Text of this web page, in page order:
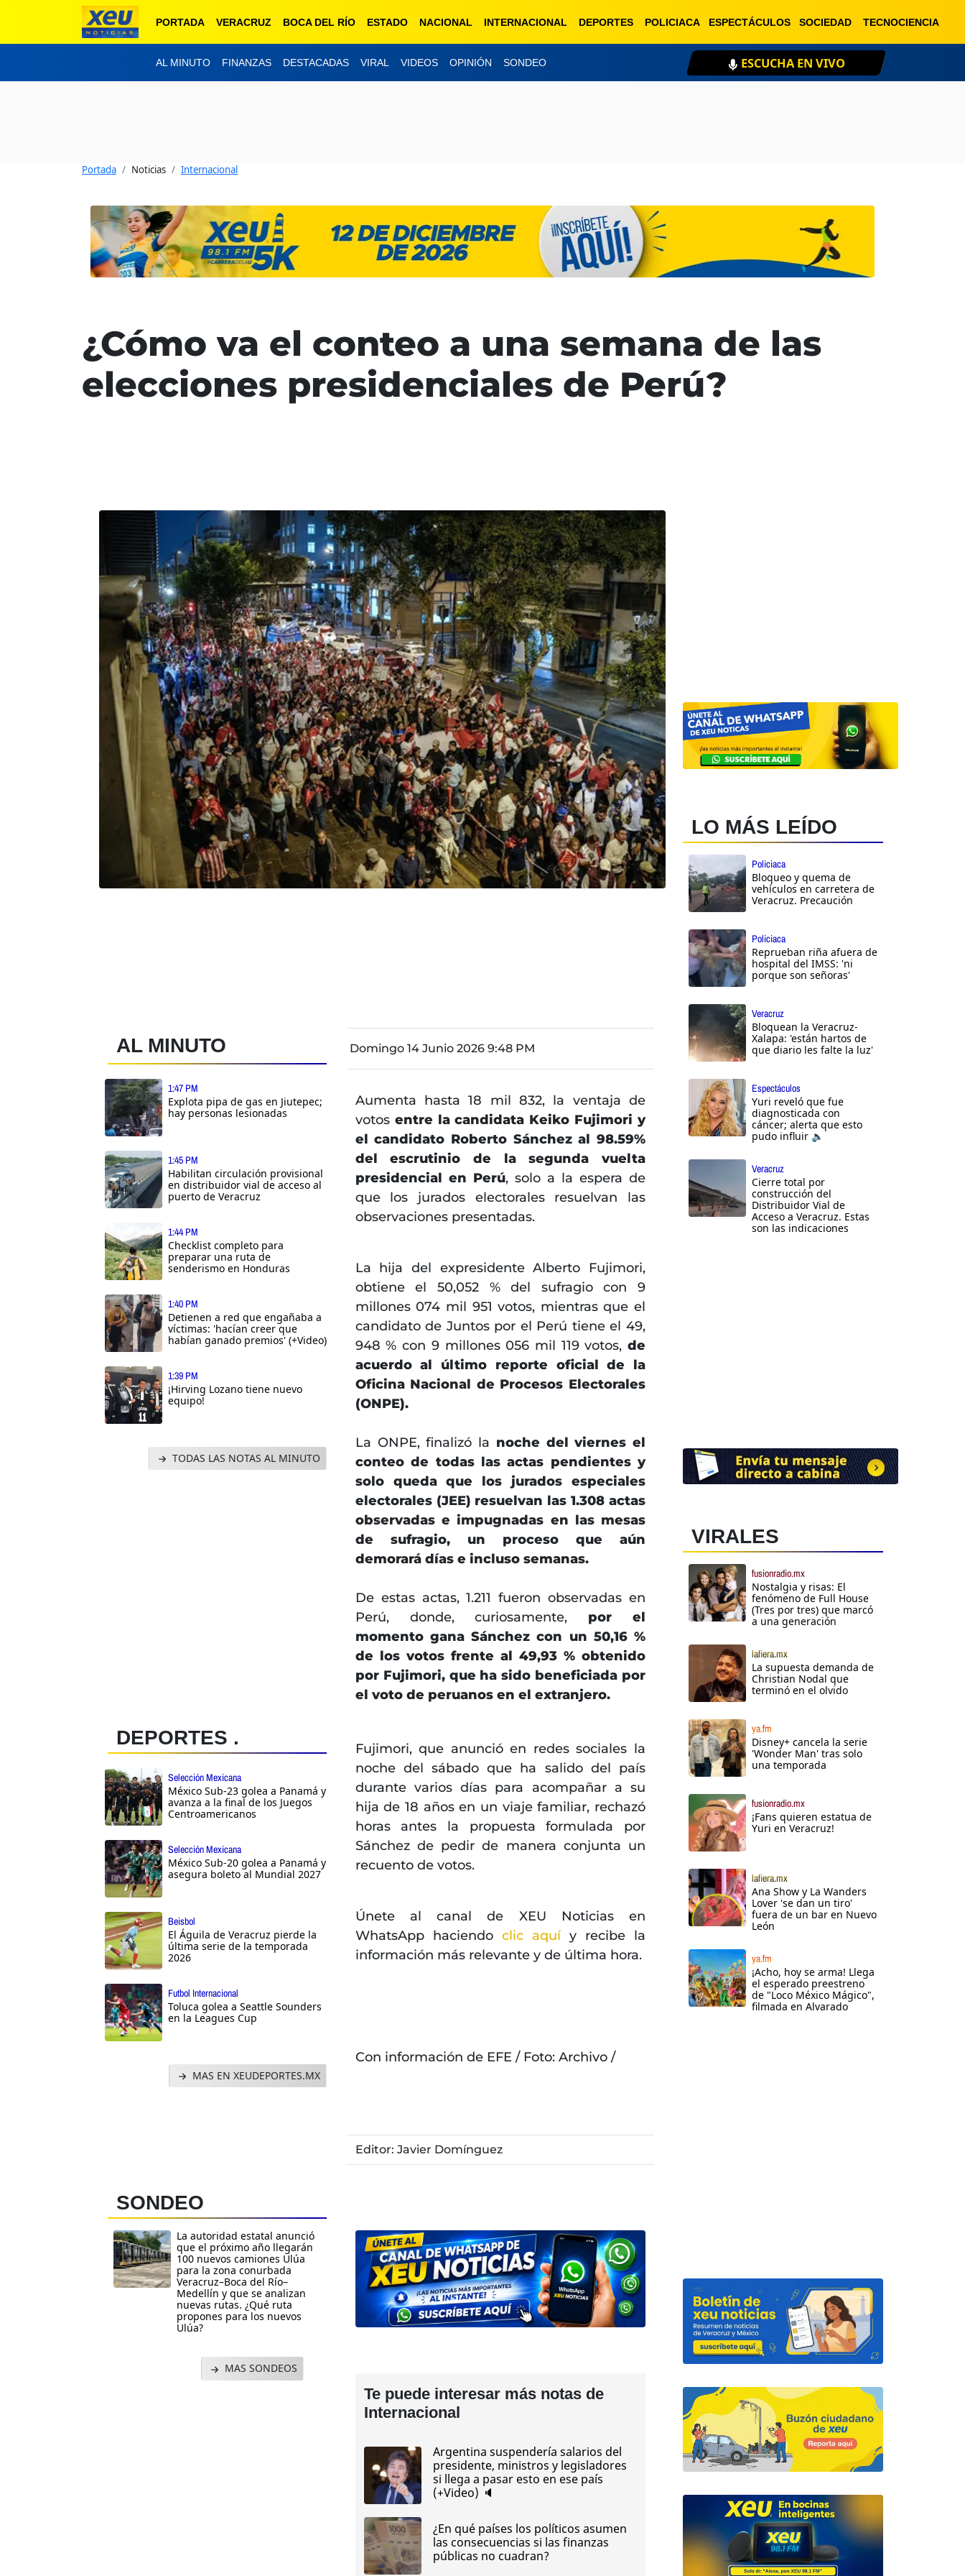
PORTADA VERACRUZ BOCA DEL RÍO ESTADO NACIONAL INTERNACIONAL DEPORTES POLICIACA ESPECTÁCULOS SOCIEDAD TECNOCIENCIA
AL MINUTO FINANZAS DESTACADAS VIRAL VIDEOS OPINIÓN SONDEO XEU 98.1 FM
Portada Noticias Internacional
¿Cómo va el conteo a una semana de las
elecciones presidenciales de Perú?
AL MINUTO
1:47 PM
Explota pipa de gas en Jiutepec;
hay personas lesionadas
1:45 PM
Habilitan circulación provisional
en distribuidor vial de acceso al
puerto de Veracruz
1:44 PM
Checklist completo para
preparar una ruta de
senderismo en Honduras
1:40 PM
Detienen a red que engañaba a
víctimas: 'hacían creer que
habían ganado premios' (+Video)
1:39 PM
¡Hirving Lozano tiene nuevo
equipo!
TODAS LAS NOTAS AL MINUTO
DEPORTES .
Selección Mexicana
México Sub-23 golea a Panamá y
avanza a la final de los Juegos
Centroamericanos
Selección Mexicana
México Sub-20 golea a Panamá y
asegura boleto al Mundial 2027
Beisbol
El Águila de Veracruz pierde la
última serie de la temporada
2026
Futbol Internacional
Toluca golea a Seattle Sounders
en la Leagues Cup
MAS EN XEUDEPORTES.MX
SONDEO
La autoridad estatal anunció
que el próximo año llegarán
100 nuevos camiones Ulúa
para la zona conurbada
Veracruz–Boca del Río–
Medellín y que se analizan
nuevas rutas. ¿Qué ruta
propones para los nuevos
Ulúa?
MAS SONDEOS
Domingo 14 Junio 2026 9:48 PM
Aumenta hasta 18 mil 832, la ventaja de
votos entre la candidata Keiko Fujimori y
el candidato Roberto Sánchez al 98.59%
del escrutinio de la segunda vuelta
presidencial en Perú, solo a la espera de
que los jurados electorales resuelvan las
observaciones presentadas.
La hija del expresidente Alberto Fujimori,
obtiene el 50,052 % del sufragio con 9
millones 074 mil 951 votos, mientras que el
candidato de Juntos por el Perú tiene el 49,
948 % con 9 millones 056 mil 119 votos, de
acuerdo al último reporte oficial de la
Oficina Nacional de Procesos Electorales
(ONPE).
La ONPE, finalizó la noche del viernes el
conteo de todas las actas pendientes y
solo queda que los jurados especiales
electorales (JEE) resuelvan las 1.308 actas
observadas e impugnadas en las mesas
de sufragio, un proceso que aún
demorará días e incluso semanas.
De estas actas, 1.211 fueron observadas en
Perú, donde, curiosamente, por el
momento gana Sánchez con un 50,16 %
de los votos frente al 49,93 % obtenido
por Fujimori, que ha sido beneficiada por
el voto de peruanos en el extranjero.
Fujimori, que anunció en redes sociales la
noche del sábado que ha salido del país
durante varios días para acompañar a su
hija de 18 años en un viaje familiar, rechazó
horas antes la propuesta formulada por
Sánchez de pedir de manera conjunta un
recuento de votos.
Únete al canal de XEU Noticias en
WhatsApp haciendo clic aquíy recibe la
información más relevante y de última hora.
Con información de EFE / Foto: Archivo /
Editor: Javier Domínguez
Te puede interesar más notas de
Internacional
Argentina suspendería salarios del
presidente, ministros y legisladores
si llega a pasar esto en ese país
(+Video) 🔈
¿En qué países los políticos asumen
las consecuencias si las finanzas
públicas no cuadran?
LO MÁS LEÍDO
Policiaca
Bloqueo y quema de
vehículos en carretera de
Veracruz. Precaución
Policiaca
Reprueban riña afuera de
hospital del IMSS: 'ni
porque son señoras'
Veracruz
Bloquean la Veracruz-
Xalapa: 'están hartos de
que diario les falte la luz'
Espectáculos
Yuri reveló que fue
diagnosticada con
cáncer; alerta que esto
pudo influir 🔈
Veracruz
Cierre total por
construcción del
Distribuidor Vial de
Acceso a Veracruz. Estas
son las indicaciones
VIRALES
fusionradio.mx
Nostalgia y risas: El
fenómeno de Full House
(Tres por tres) que marcó
a una generación
lafiera.mx
La supuesta demanda de
Christian Nodal que
terminó en el olvido
ya.fm
Disney+ cancela la serie
'Wonder Man' tras solo
una temporada
fusionradio.mx
¡Fans quieren estatua de
Yuri en Veracruz!
lafiera.mx
Ana Show y La Wanders
Lover 'se dan un tiro'
fuera de un bar en Nuevo
León
ya.fm
¡Acho, hoy se arma! Llega
el esperado preestreno
de "Loco México Mágico",
filmada en Alvarado